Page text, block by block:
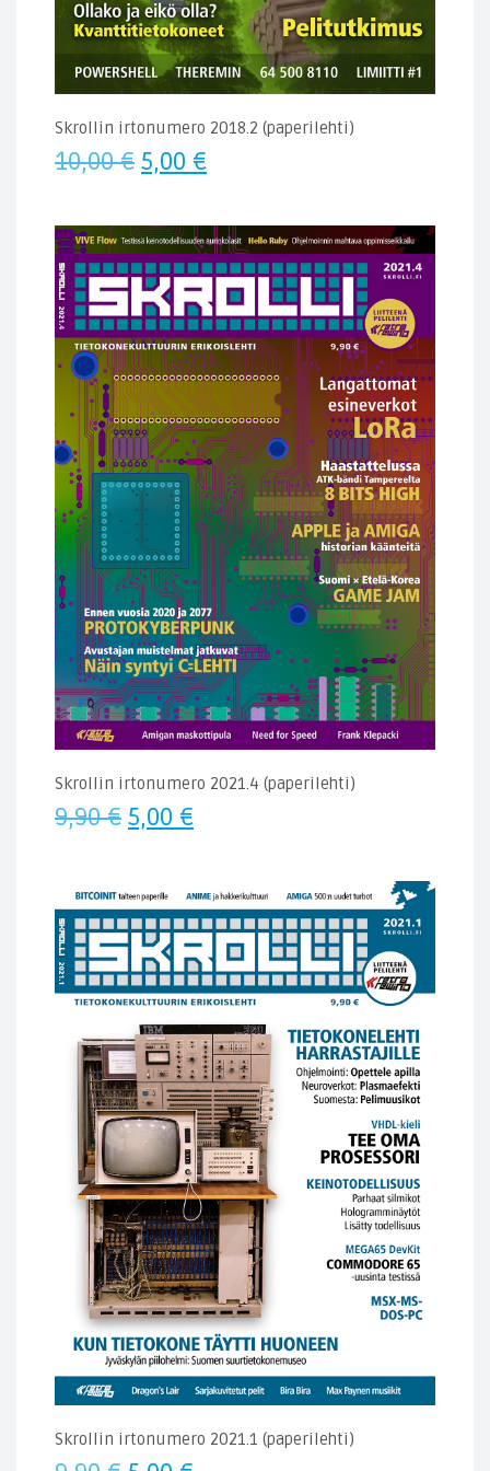
Skrollin irtonumero 2018.2 (paperilehti)
10,00€ Alkuperäinen
oli:
10,00 €.
5,00 €Nykyinen
on:
5,00 €.
Skrollin irtonumero 2021.4 (paperilehti)
9,90€ Alkuperäinen
oli:
9,90 €.
5,00 €Nykyinen
on:
5,00 €.
Skrollin irtonumero 2021.1 (paperilehti)